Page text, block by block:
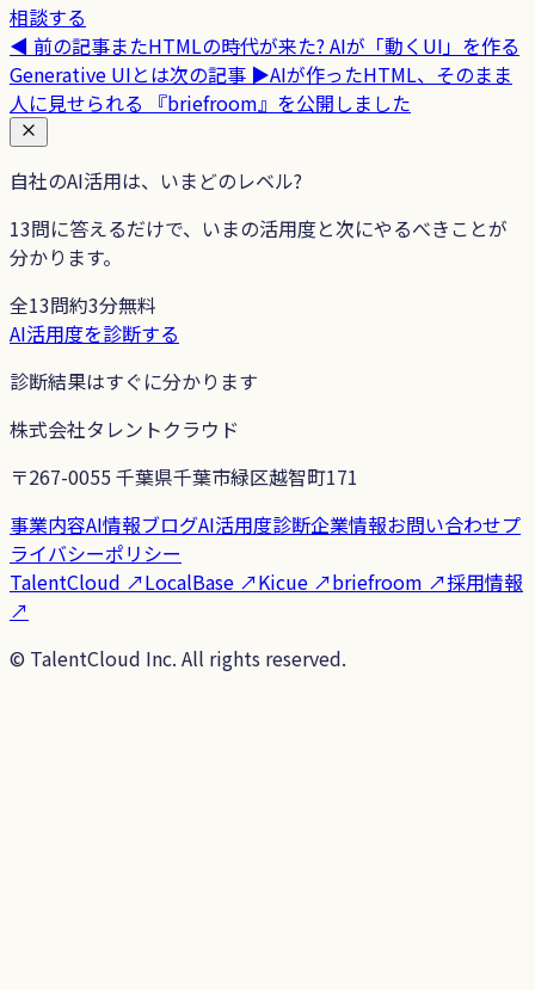
相談する
◀ 前の記事またHTMLの時代が来た? AIが「動くUI」を作る
Generative UIとは次の記事 ▶AIが作ったHTML、そのまま
人に見せられる 『briefroom』を公開しました
自社のAI活用は、いまどのレベル?
13問に答えるだけで、いまの活用度と次にやるべきことが
分かります。
全13問約3分無料
AI活用度を診断する
診断結果はすぐに分かります
株式会社タレントクラウド
〒267-0055 千葉県千葉市緑区越智町171
事業内容AI情報ブログAI活用度診断企業情報お問い合わせプ
ライバシーポリシー
TalentCloud ↗LocalBase ↗Kicue ↗briefroom ↗採用情報
↗
© TalentCloud Inc. All rights reserved.